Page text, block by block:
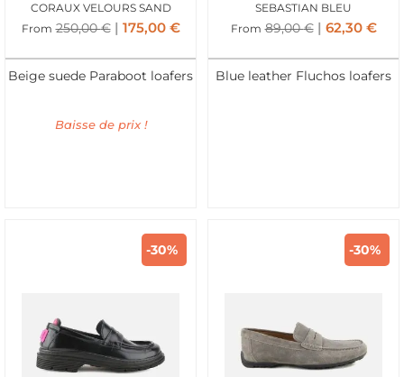
CORAUX VELOURS SAND
From 250,00€ 175,00 €
Beige suede Paraboot loafers
Baisse de prix !
SEBASTIAN BLEU
From 89,00€ 62,30 €
Blue leather Fluchos loafers
-30% -30%